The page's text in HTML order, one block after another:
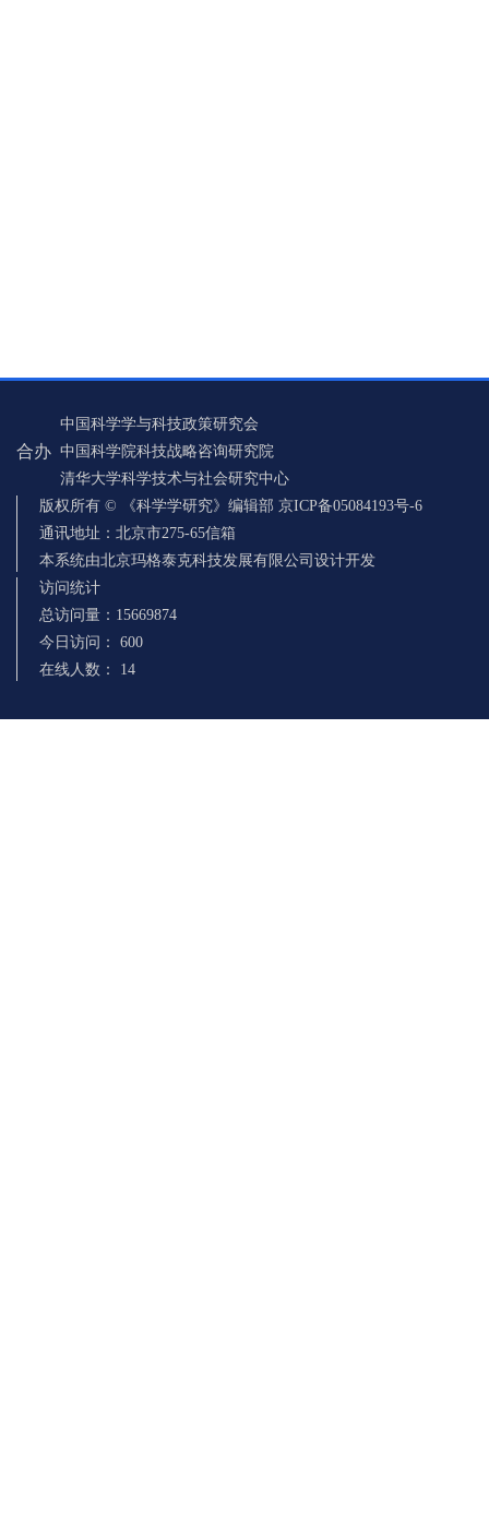
合办
中国科学学与科技政策研究会
中国科学院科技战略咨询研究院
清华大学科学技术与社会研究中心
版权所有 © 《科学学研究》编辑部 京ICP备05084193号-6
通讯地址：北京市275-65信箱
本系统由北京玛格泰克科技发展有限公司设计开发
访问统计
总访问量： 15669874
今日访问： 600
在线人数： 14